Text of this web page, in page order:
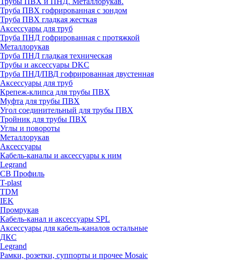
Труба ПВХ гофрированная с зондом
Труба ПВХ гладкая жесткая
Аксессуары для труб
Труба ПНД гофрированная с протяжкой
Металлорукав
Труба ПНД гладкая техническая
Трубы и аксессуары DKC
Труба ПНД/ПВД гофрированная двустенная
Аксессуары для труб
Крепеж-клипса для трубы ПВХ
Муфта для трубы ПВХ
Угол соединительный для трубы ПВХ
Тройник для трубы ПВХ
Углы и повороты
Металлорукав
Аксессуары
Кабель-каналы и аксессуары к ним
Legrand
СВ Профиль
T-plast
TDM
IEK
Промрукав
Кабель-канал и аксессуары SPL
Аксессуары для кабель-каналов остальные
ДКС
Legrand
Рамки, розетки, суппорты и прочее Mosaic